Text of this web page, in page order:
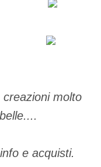
molto
e acquisti.